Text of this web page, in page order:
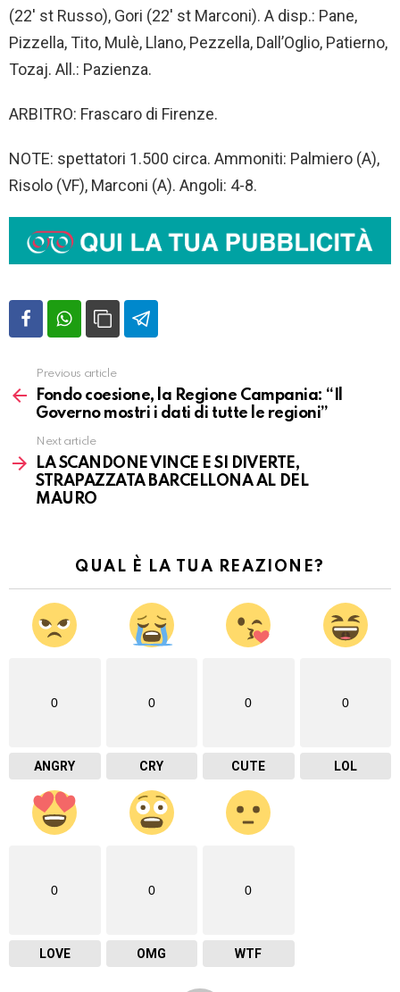
(22′ st Russo), Gori (22′ st Marconi). A disp.: Pane,
Pizzella, Tito, Mulè, Llano, Pezzella, Dall’Oglio, Patierno,
Tozaj. All.: Pazienza.
ARBITRO: Frascaro di Firenze.
NOTE: spettatori 1.500 circa. Ammoniti: Palmiero (A),
Risolo (VF), Marconi (A). Angoli: 4-8.
Vedi
altro
Previous article
Fondo coesione, la Regione Campania: “Il
Governo mostri i dati di tutte le regioni”
Next article
LA SCANDONE VINCE E SI DIVERTE,
STRAPAZZATA BARCELLONA AL DEL
MAURO
QUAL È LA TUA REAZIONE?
0
ANGRY
0
CRY
0
CUTE
0
LOL
0
LOVE
0
OMG
0
WTF